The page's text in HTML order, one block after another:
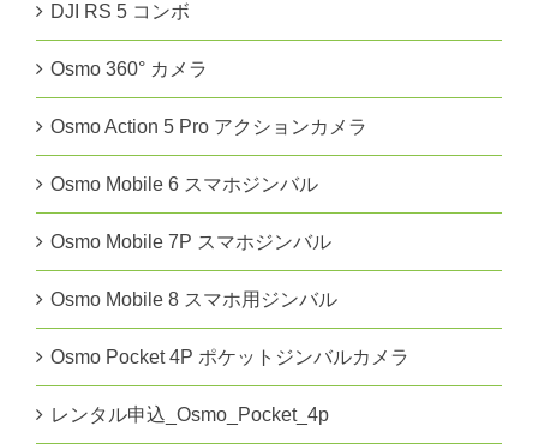
DJI RS 5 コンボ
Osmo 360° カメラ
Osmo Action 5 Pro アクションカメラ
Osmo Mobile 6 スマホジンバル
Osmo Mobile 7P スマホジンバル
Osmo Mobile 8 スマホ用ジンバル
Osmo Pocket 4P ポケットジンバルカメラ
レンタル申込_Osmo_Pocket_4p